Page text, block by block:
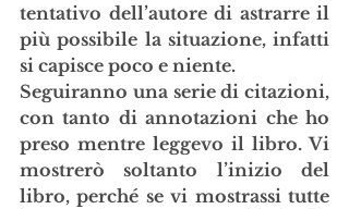
tentativo dell’autore di astrarre il
più possibile la situazione, infatti
si capisce poco e niente.
Seguiranno una serie di citazioni,
con tanto di annotazioni che ho
preso mentre leggevo il libro. Vi
mostrerò soltanto l’inizio del
libro, perché se vi mostrassi tutte